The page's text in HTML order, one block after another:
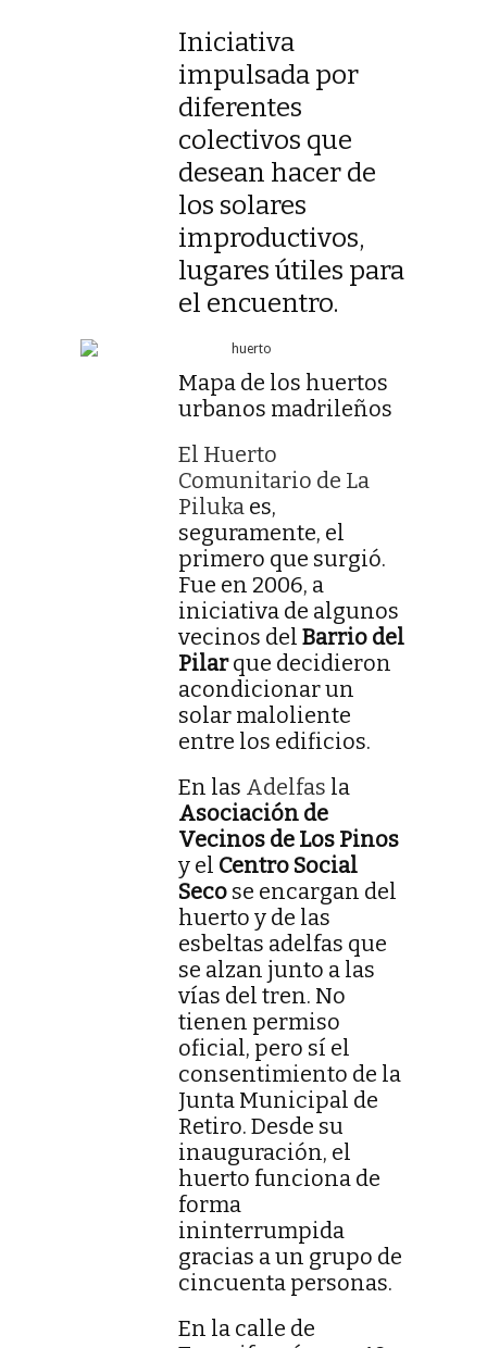
Iniciativa
impulsada por
diferentes
colectivos que
desean hacer de
los solares
improductivos,
lugares útiles para
el encuentro.
Mapa de los huertos
urbanos madrileños
El Huerto
Comunitario de La
Piluka es,
seguramente, el
primero que surgió.
Fue en 2006, a
iniciativa de algunos
vecinos del Barrio del
Pilarque decidieron
acondicionar un
solar maloliente
entre los edificios.
En las Adelfas la
Asociación de
Vecinos de Los Pinos
y el Centro Social
Seco se encargan del
huerto y de las
esbeltas adelfas que
se alzan junto a las
vías del tren. No
tienen permiso
oficial, pero sí el
consentimiento de la
Junta Municipal de
Retiro. Desde su
inauguración, el
huerto funciona de
forma
ininterrumpida
gracias a un grupo de
cincuenta personas.
En la calle de